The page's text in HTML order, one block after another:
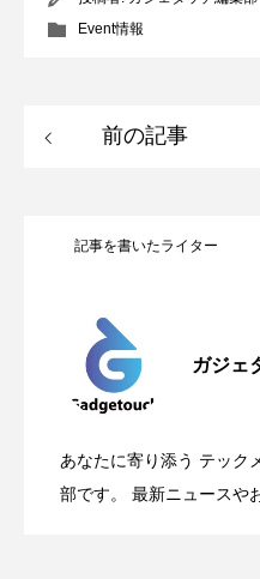
Event情報
前の記事
記事を書いたライター
ガジェ
あなたに寄り添う テック
部です。 最新ニュースや
2026.05.04
登場
2026.04.24
Directに動
2026.04.23 OpenMic